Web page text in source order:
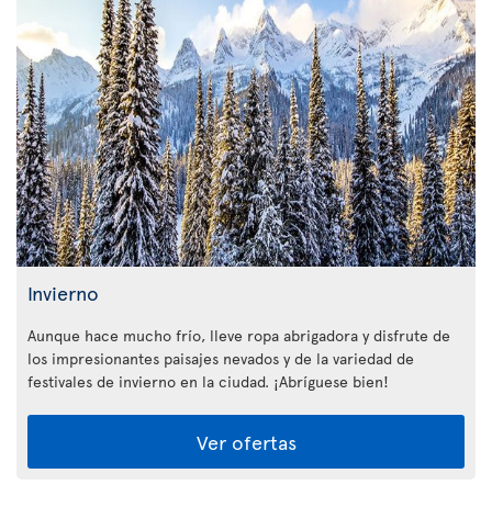
Invierno
Aunque hace mucho frío, lleve ropa abrigadora y disfrute de
los impresionantes paisajes nevados y de la variedad de
festivales de invierno en la ciudad. ¡Abríguese bien!
Ver ofertas